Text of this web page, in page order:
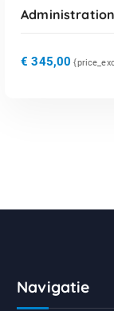
Administration
€ 345,00
Navigatie